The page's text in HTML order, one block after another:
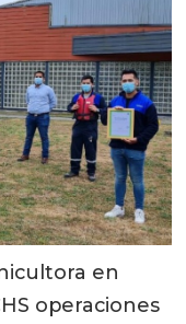
en
operaciones